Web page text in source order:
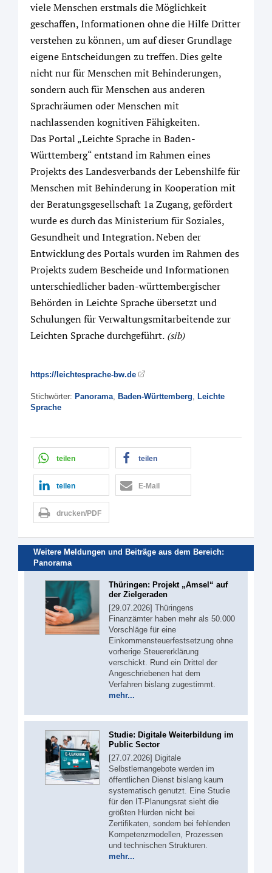
viele Menschen erstmals die Möglichkeit
geschaffen, Informationen ohne die Hilfe Dritter
verstehen zu können, um auf dieser Grundlage
eigene Entscheidungen zu treffen. Dies gelte
nicht nur für Menschen mit Behinderungen,
sondern auch für Menschen aus anderen
Sprachräumen oder Menschen mit
nachlassenden kognitiven Fähigkeiten.
Das Portal „Leichte Sprache in Baden-
Württemberg“ entstand im Rahmen eines
Projekts des Landesverbands der Lebenshilfe für
Menschen mit Behinderung in Kooperation mit
der Beratungsgesellschaft 1a Zugang, gefördert
wurde es durch das Ministerium für Soziales,
Gesundheit und Integration. Neben der
Entwicklung des Portals wurden im Rahmen des
Projekts zudem Bescheide und Informationen
unterschiedlicher baden-württembergischer
Behörden in Leichte Sprache übersetzt und
Schulungen für Verwaltungsmitarbeitende zur
Leichten Sprache durchgeführt. (sib)
https://leichtesprache-bw.de
Stichwörter: Panorama, Baden-Württemberg, Leichte
Sprache
teilen teilen
teilen E-Mail
drucken/PDF
Weitere Meldungen und Beiträge aus dem Bereich:
Panorama
Thüringen: Projekt „Amsel“ auf
der Zielgeraden
[29.07.2026] Thüringens
Finanzämter haben mehr als 50.000
Vorschläge für eine
Einkommensteuerfestsetzung ohne
vorherige Steuererklärung
verschickt. Rund ein Drittel der
Angeschriebenen hat dem
Verfahren bislang zugestimmt.
mehr...
Studie: Digitale Weiterbildung im
Public Sector
[27.07.2026] Digitale
Selbstlernangebote werden im
öffentlichen Dienst bislang kaum
systematisch genutzt. Eine Studie
für den IT-Planungsrat sieht die
größten Hürden nicht bei
Zertifikaten, sondern bei fehlenden
Kompetenzmodellen, Prozessen
und technischen Strukturen.
mehr...